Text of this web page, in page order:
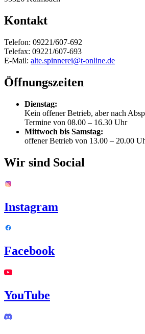
Kontakt
Telefon: 09221/607-692
Telefax: 09221/607-693
E-Mail: alte.spinnerei@t-online.de
Öffnungszeiten
Dienstag:
Kein offener Betrieb, aber nach
Termine von 08.00 – 16.30 Uhr
Mittwoch bis Samstag:
offener Betrieb von 13.00 – 20.00
Wir sind Social
Instagram
Facebook
YouTube